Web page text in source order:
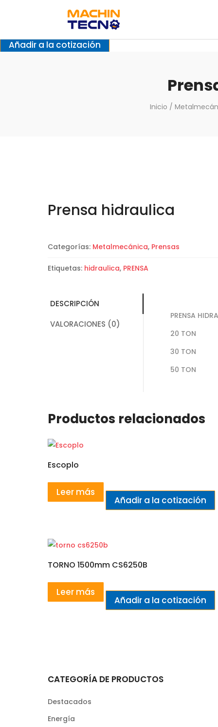
Añadir a la cotización
Inicio /
Prensa hidraulica
Categorías: Metalmecánica, Prensas
Etiquetas: hidraulica, PRENSA
DESCRIPCIÓN
VALORACIONES (0)
PRENSA
20 TON
30 TON
50 TON
Productos relacionados
Escoplo
Leer más
Añadir a la cotización
TORNO 1500mm CS6250B
Leer más
Añadir a la cotización
CATEGORÍA DE PRODUCTOS
Destacados
Energía